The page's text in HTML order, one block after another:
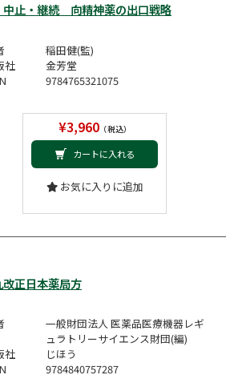
中止・継続 向精神薬の出口戦略
稲田健(監)
社
金芳堂
9784765321075
¥3,960（税込）
カートに入れる
お気に入りに追加
正日本薬局方
一般財団法人 医薬品医療機器レギ
ュラトリーサイエンス財団(編)
社
じほう
9784840757287